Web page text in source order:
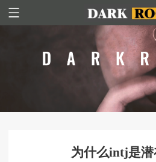
为什么intj是潜